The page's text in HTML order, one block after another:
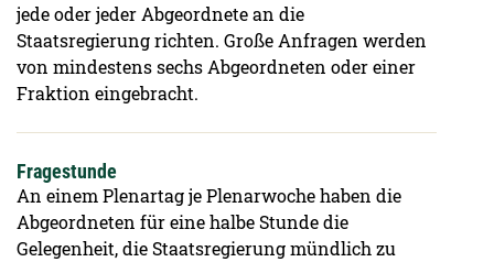
jede oder jeder Abgeordnete an die
Staatsregierung richten. Große Anfragen werden
von mindestens sechs Abgeordneten oder einer
Fraktion eingebracht.
Fragestunde
An einem Plenartag je Plenarwoche haben die
Abgeordneten für eine halbe Stunde die
Gelegenheit, die Staatsregierung mündlich zu